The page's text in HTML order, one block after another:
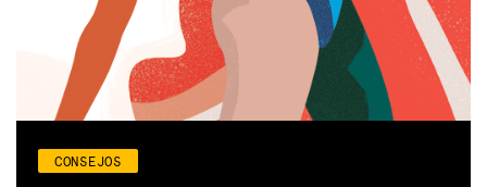
CONSEJOS